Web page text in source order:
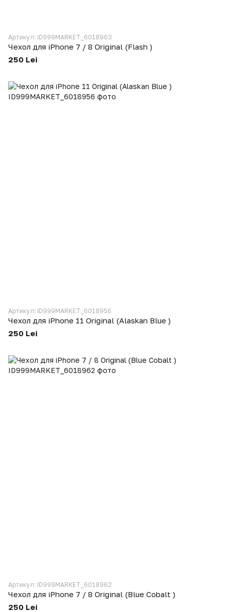
Артикул: ID999MARKET_6018963
Чехол для iPhone 7 / 8 Original (Flash )
250 Lei
Артикул: ID999MARKET_6018956
Чехол для iPhone 11 Original (Alaskan Blue )
250 Lei
Артикул: ID999MARKET_6018962
Чехол для iPhone 7 / 8 Original (Blue Cobalt )
250 Lei